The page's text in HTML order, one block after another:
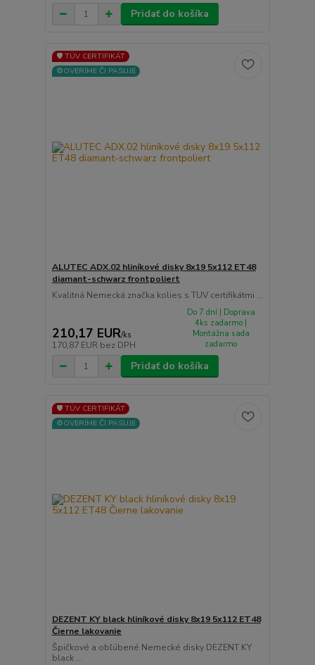
Pridať do košíka
🛡️ TÜV CERTIFIKÁT
⚙️OVERÍME ČI PASUJE
ALUTEC ADX.02 hliníkové disky 8x19 5x112 ET48
diamant-schwarz frontpoliert
Kvalitná Nemecká značka kolies s TUV certifikátmi ...
210,17 EUR/ks
170,87 EUR bez DPH
Do 7 dní | Doprava
4ks zadarmo |
Montážna sada
zadarmo
Pridať do košíka
🛡️ TÜV CERTIFIKÁT
⚙️OVERÍME ČI PASUJE
DEZENT KY black hliníkové disky 8x19 5x112 ET48
Čierne lakovanie
Špičkové a obľúbené Nemecké disky DEZENT KY
black ...